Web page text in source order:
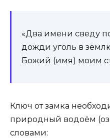
«Два имени сведу
дожди уголь в
Божий (имя) моим
Ключ от замка
природный водоём
словами: